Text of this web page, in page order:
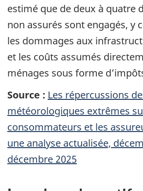
estimé que de deux à quatre
non assurés sont engagés, y
les dommages aux
et les coûts assumés
ménages sous forme
Source : Les répercussions
météorologiques extrêmes
consommateurs et les
une analyse actualisée,
décembre 2025